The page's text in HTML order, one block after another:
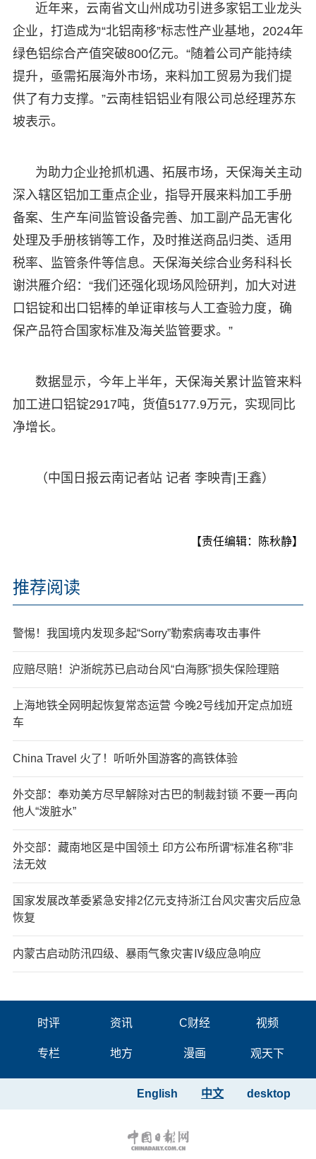
近年来，云南省文山州成功引进多家铝工业龙头
企业，打造成为“北铝南移”标志性产业基地，2024年
绿色铝综合产值突破800亿元。“随着公司产能持续
提升，亟需拓展海外市场，来料加工贸易为我们提
供了有力支撑。”云南桂铝铝业有限公司总经理苏东
坡表示。
为助力企业抢抓机遇、拓展市场，天保海关主动
深入辖区铝加工重点企业，指导开展来料加工手册
备案、生产车间监管设备完善、加工副产品无害化
处理及手册核销等工作，及时推送商品归类、适用
税率、监管条件等信息。天保海关综合业务科科长
谢洪雁介绍：“我们还强化现场风险研判，加大对进
口铝锭和出口铝棒的单证审核与人工查验力度，确
保产品符合国家标准及海关监管要求。”
数据显示，今年上半年，天保海关累计监管来料
加工进口铝锭2917吨，货值5177.9万元，实现同比
净增长。
（中国日报云南记者站 记者 李映青|王鑫）
【责任编辑：陈秋静】
推荐阅读
警惕！我国境内发现多起“Sorry”勒索病毒攻击事件
应赔尽赔！沪浙皖苏已启动台风“白海豚”损失保险理赔
上海地铁全网明起恢复常态运营 今晚2号线加开定点加班
车
China Travel 火了！听听外国游客的高铁体验
外交部：奉劝美方尽早解除对古巴的制裁封锁 不要一再向
他人“泼脏水”
外交部：藏南地区是中国领土 印方公布所谓“标准名称”非
法无效
国家发展改革委紧急安排2亿元支持浙江台风灾害灾后应急
恢复
内蒙古启动防汛四级、暴雨气象灾害Ⅳ级应急响应
时评 资讯 C财经 视频
专栏 地方 漫画 观天下
desktop
中文
English